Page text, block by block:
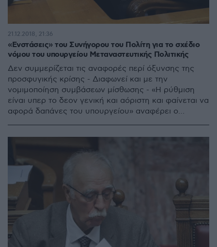
«Ενστάσεις» του Συνήγορου του Πολίτη για το σχέδιο
νόμου του υπουργείου Μεταναστευτικής Πολιτικής
Δεν συμμερίζεται τις αναφορές περί όξυνσης της
προσφυγικής κρίσης - Διαφωνεί και με την
νομιμοποίηση συμβάσεων μίσθωσης - «Η ρύθμιση
είναι υπερ το δεον γενική και αόριστη και φαίνεται να
αφορά δαπάνες του υπουργείου» αναφέρει ο
21.12.2018, 21:36